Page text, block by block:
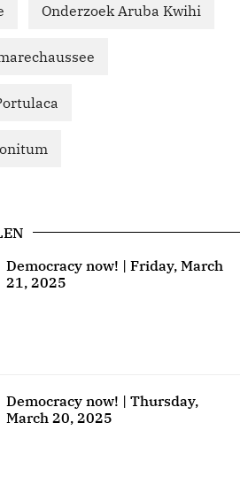
Onderzoek Aruba Kwihi
Democracy now! | Friday, March
21, 2025
Democracy now! | Thursday,
March 20, 2025